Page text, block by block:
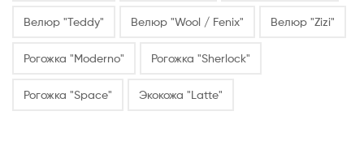
Велюр "Teddy" Велюр "Wool / Fenix" Велюр "Zizi"
Рогожка "Moderno" Рогожка "Sherlock"
Рогожка "Space" Экокожа "Latte"